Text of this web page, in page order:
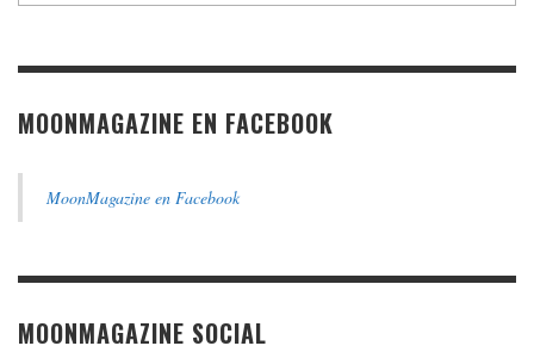
MOONMAGAZINE EN FACEBOOK
MoonMagazine en Facebook
MOONMAGAZINE SOCIAL